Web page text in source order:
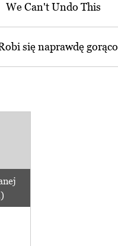
We Can't Undo This
się naprawdę gorąco